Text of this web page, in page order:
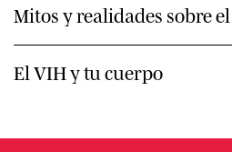
Mitos y realidades sobre
El VIH y tu cuerpo